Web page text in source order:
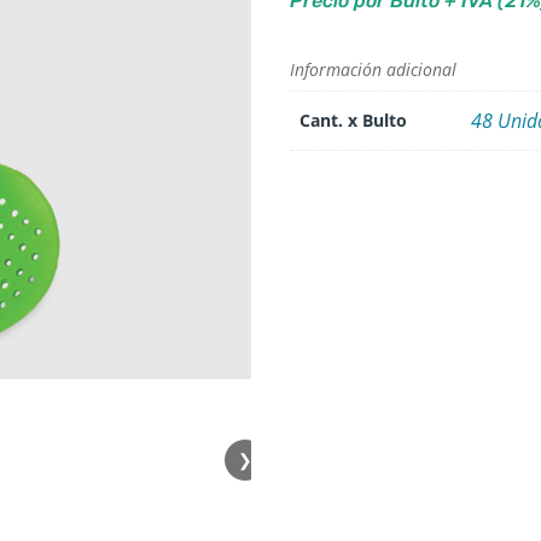
❯
Información adicional
Cant. x Bulto 48